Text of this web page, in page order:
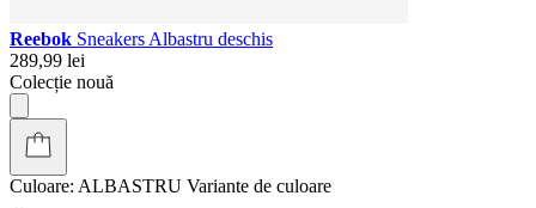
Reebok Sneakers Albastru deschis
289,99 lei
Colecție nouă
Culoare: ALBASTRU Variante de culoare